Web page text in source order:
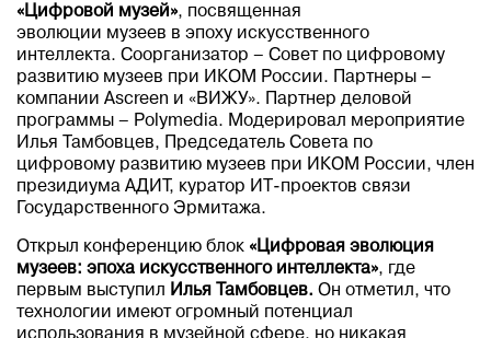
«Цифровой музей», посвященная
эволюции музеев в эпоху искусственного
интеллекта. Соорганизатор – Совет по цифровому
развитию музеев при ИКОМ России. Партнеры –
компании Ascreen и «ВИЖУ». Партнер деловой
программы – Polymedia. Модерировал мероприятие
Илья Тамбовцев, Председатель Совета по
цифровому развитию музеев при ИКОМ России, член
президиума АДИТ, куратор ИТ-проектов связи
Государственного Эрмитажа.
Открыл конференцию блок «Цифровая эволюция
музеев: эпоха искусственного интеллекта», где
первым выступил
Илья Тамбовцев. Он отметил, что
технологии имеют огромный потенциал
использования в музейной сфере, но никакая